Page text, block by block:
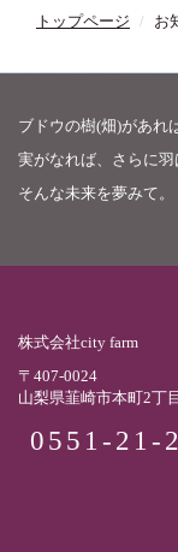
トップページ お
ブドウの樹(畑)があれ
実がなれば、さらに羽
そんな未来を夢みて。
株式会社city farm
〒407-0024
山梨県韮崎市本町2丁
0551-21-